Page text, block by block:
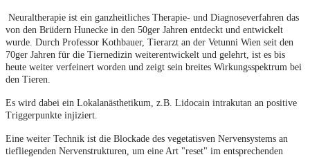
Neuraltherapie ist ein ganzheitliches Therapie- und Diagnoseverfahren das
von den Brüdern Hunecke in den 50ger Jahren entdeckt und entwickelt
wurde. Durch Professor Kothbauer, Tierarzt an der Vetunni Wien seit den
70ger Jahren für die Tiernedizin weiterentwickelt und gelehrt, ist es bis
heute weiter verfeinert worden und zeigt sein breites Wirkungsspektrum bei
den Tieren.
Es wird dabei ein Lokalanästhetikum, z.B. Lidocain intrakutan an positive
Triggerpunkte injiziert.
Eine weiter Technik ist die Blockade des vegetatisven Nervensystems an
tiefliegenden Nervenstrukturen, um eine Art "reset" im entsprechenden